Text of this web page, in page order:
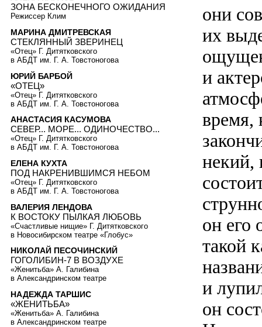
они
их
и
время,
некий,
он его
такой
и
он
ЗОНА БЕСКОНЕЧНОГО ОЖИДАНИЯ
Режиссер Клим
МАРИНА ДМИТРЕВСКАЯ
СТЕКЛЯННЫЙ ЗВЕРИНЕЦ
«Отец» Г. Дитятковского
в АБДТ им. Г. А. Товстоногова
ЮРИЙ БАРБОЙ
«ОТЕЦ»
«Отец» Г. Дитятковского
в АБДТ им. Г. А. Товстоногова
АНАСТАСИЯ КАСУМОВА
CЕВЕР... МОРЕ... ОДИНОЧЕСТВО...
«Отец» Г. Дитятковского
в АБДТ им. Г. А. Товстоногова
ЕЛЕНА КУХТА
ПОД НАКРЕНИВШИМСЯ НЕБОМ
«Отец» Г. Дитятковского
в АБДТ им. Г. А. Товстоногова
ВАЛЕРИЯ ЛЕНДОВА
К ВОСТОКУ ПЫЛКАЯ ЛЮБОВЬ
«Счастливые нищие» Г. Дитятковского
в Новосибирском театре «Глобус»
НИКОЛАЙ ПЕСОЧИНСКИЙ
ГОГОЛИБИН-7 В ВОЗДУХЕ
«Женитьба» А. Галибина
в Александринском театре
НАДЕЖДА ТАРШИС
«ЖЕНИТЬБА»
«Женитьба» А. Галибина
в Александринском театре